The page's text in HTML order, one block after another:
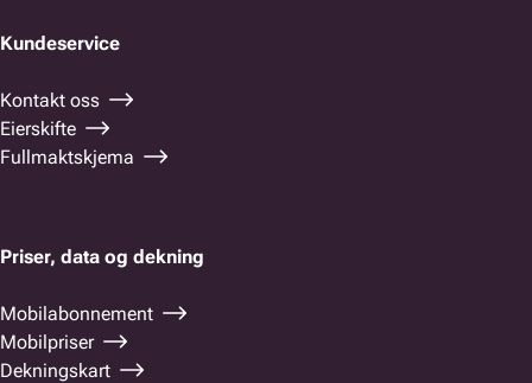
Kundeservice
Kontakt oss
Eierskifte
Fullmaktskjema
Priser, data og dekning
Mobilabonnement
Mobilpriser
Dekningskart